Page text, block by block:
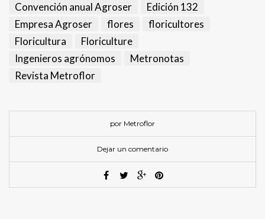
Convención anual Agroser
Edición 132
Empresa Agroser
flores
floricultores
Floricultura
Floriculture
Ingenieros agrónomos
Metronotas
Revista Metroflor
por Metroflor
Dejar un comentario